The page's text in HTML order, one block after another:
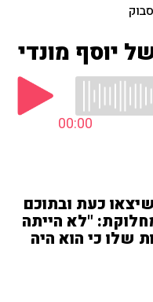
יוסף מונדי
00:00
כעת ובתוכם
"לא הייתה
שלו כי הוא היה